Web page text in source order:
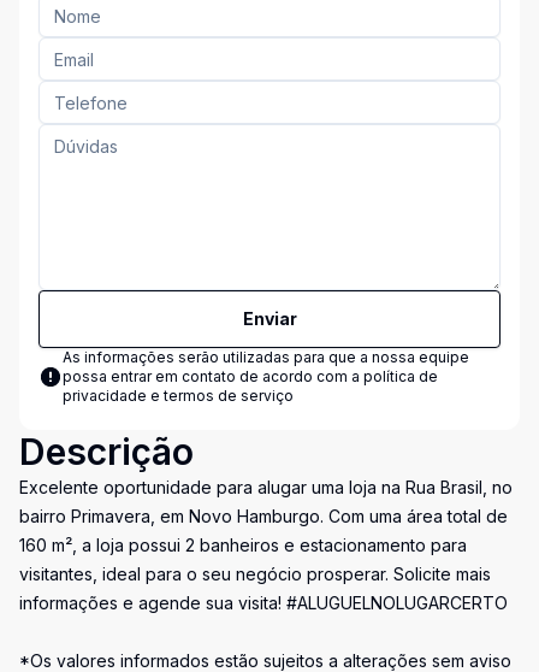
Enviar
As informações serão utilizadas para que a nossa equipe
possa entrar em contato de acordo com a política de
privacidade e termos de serviço
Descrição
Excelente oportunidade para alugar uma loja na Rua Brasil, no
bairro Primavera, em Novo Hamburgo. Com uma área total de
160 m², a loja possui 2 banheiros e estacionamento para
visitantes, ideal para o seu negócio prosperar. Solicite mais
informações e agende sua visita! #ALUGUELNOLUGARCERTO
*Os valores informados estão sujeitos a alterações sem aviso